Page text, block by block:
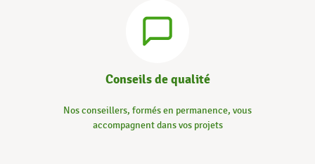
Conseils de qualité
Nos conseillers, formés en permanence, vous
accompagnent dans vos projets